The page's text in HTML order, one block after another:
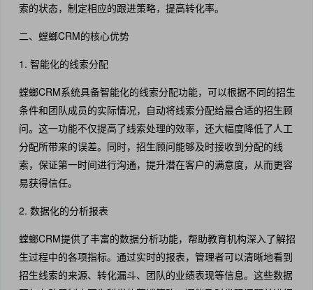
索的状态，制定相应的跟进策略，提高转化率。
二、螳螂CRM的核心优势
1. 智能化的线索分配
螳螂CRM系统具备智能化的线索分配功能，可以根据不同的招生
条件和团队成员的实际情况，自动将线索分配给最合适的招生顾
问。这一功能不仅提高了线索处理的效率，还大幅度降低了人工
分配所带来的误差。同时，招生顾问能够及时接收到分配的线
索，保证第一时间进行沟通，提升潜在客户的满意度，从而更容
易获得信任。
2. 数据化的分析报表
螳螂CRM提供了丰富的数据分析功能，帮助教育机构深入了解招
生过程中的各项指标。通过实时的报表，管理者可以清晰地看到
招生线索的来源、转化漏斗、团队的业绩表现等信息。这些数据